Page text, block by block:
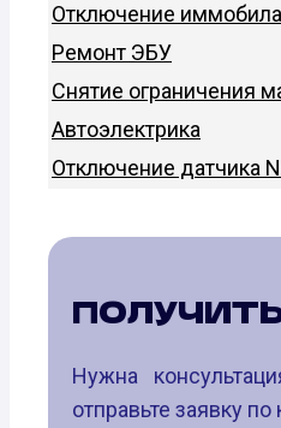
Отключение
Ремонт ЭБУ
Снятие ограничения
Автоэлектрика
Отключение датчика
Нужна
отправьте заявку по